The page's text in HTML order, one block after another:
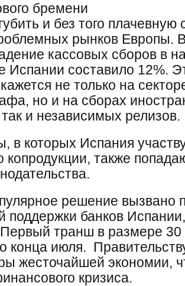
бремени
и без того
рынков Европы.
кассовых сборов в
Испании составило 12%.
не только на
но и на сборах
и независимых релизов.
в которых Испания
копродукции, также
решение вызвано
поддержки банков
транш в размере 30
конца июля.
жесточайшей экономии,
кризиса.